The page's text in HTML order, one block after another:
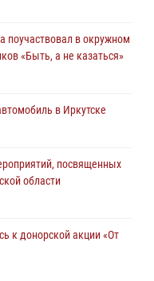
поучаствовал в окружном
«Быть, а не казаться»
в Иркутске
посвященных
области
к донорской акции «От